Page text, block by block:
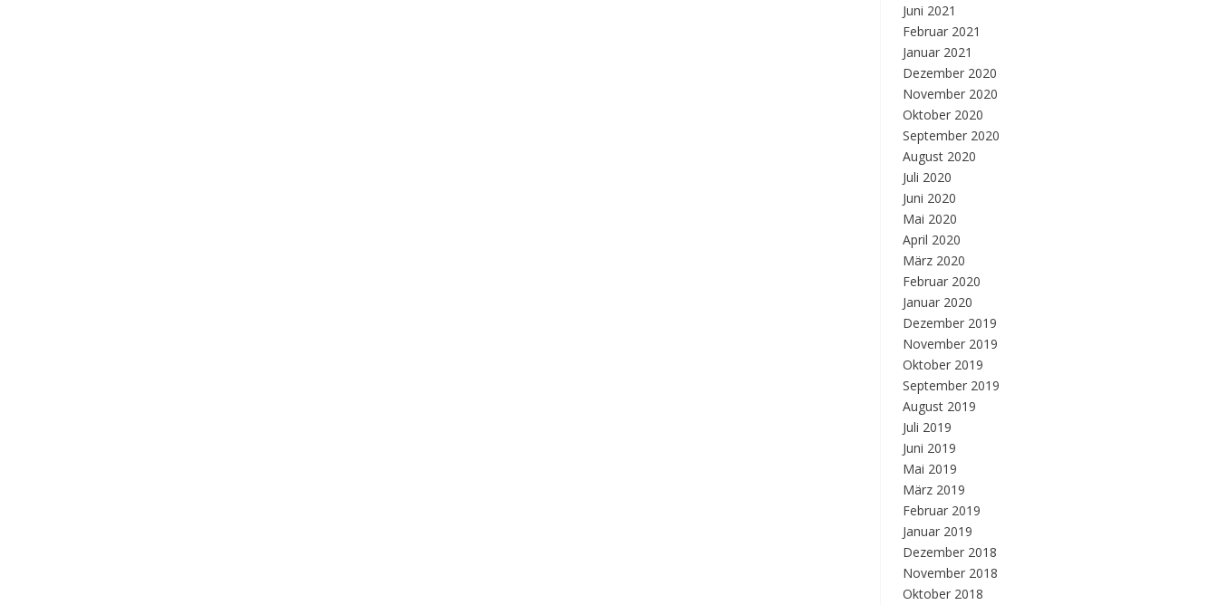
Juni 2021
Februar 2021
Januar 2021
Dezember 2020
November 2020
Oktober 2020
September 2020
August 2020
Juli 2020
Juni 2020
Mai 2020
April 2020
März 2020
Februar 2020
Januar 2020
Dezember 2019
November 2019
Oktober 2019
September 2019
August 2019
Juli 2019
Juni 2019
Mai 2019
März 2019
Februar 2019
Januar 2019
Dezember 2018
November 2018
Oktober 2018